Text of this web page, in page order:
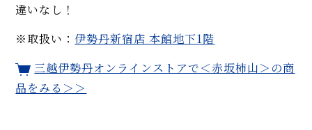
違いなし！
※取扱い： 伊勢丹新宿店 本館地下1階
三越伊勢丹オンラインストアで＜赤坂柿山＞の商
品をみる＞＞